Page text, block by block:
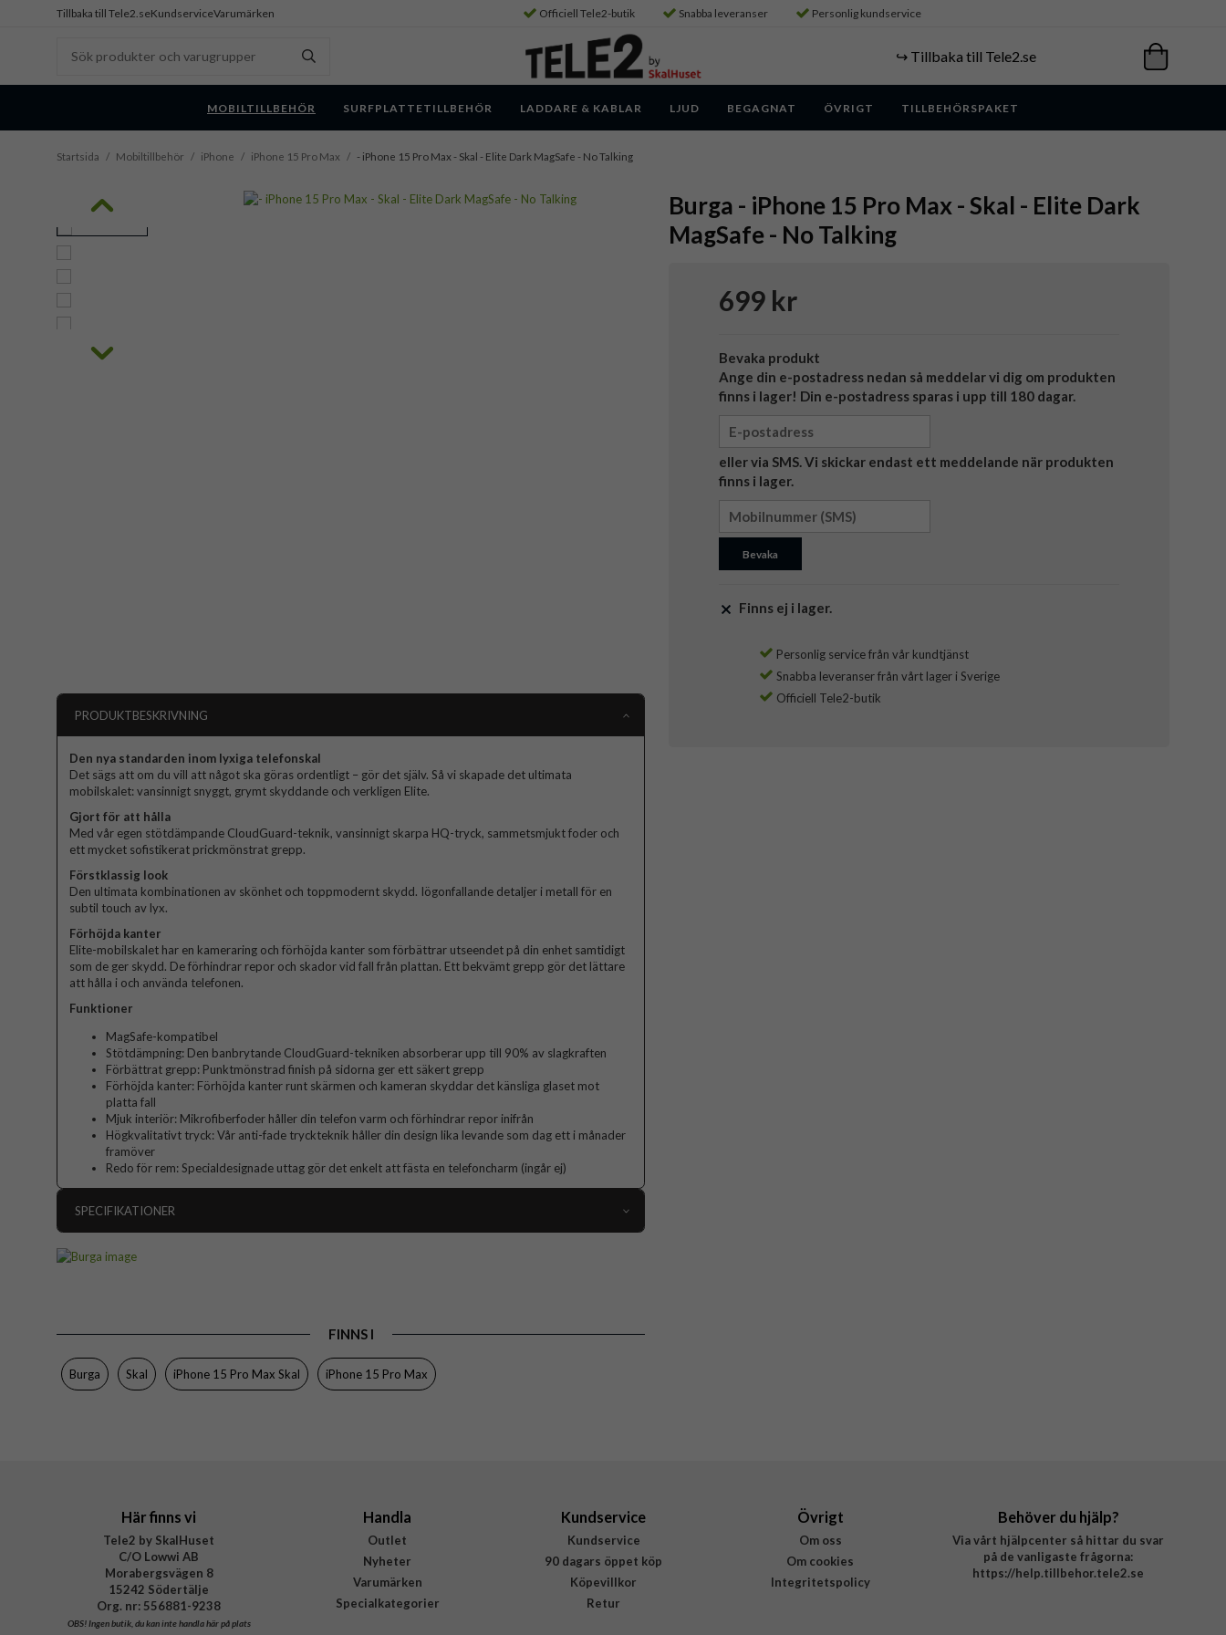
Tillbaka till Tele2.seKundserviceVarumärken Officiell Tele2-butik Snabba leveranser Personlig kundservice
↪️ Tillbaka till Tele2.se
MOBILTILLBEHÖR SURFPLATTETILLBEHÖR LADDARE & KABLAR LJUD BEGAGNAT ÖVRIGT TILLBEHÖRSPAKET
Startsida / Mobiltillbehör / iPhone / iPhone 15 Pro Max / - iPhone 15 Pro Max - Skal - Elite Dark MagSafe - No Talking
Burga - iPhone 15 Pro Max - Skal - Elite Dark
MagSafe - No Talking
699 kr
Bevaka produkt
Ange din e-postadress nedan så meddelar vi dig om produkten
finns i lager! Din e-postadress sparas i upp till 180 dagar.
eller via SMS. Vi skickar endast ett meddelande när produkten
finns i lager.
Bevaka
Finns ej i lager.
Personlig service från vår kundtjänst
Snabba leveranser från vårt lager i Sverige
Officiell Tele2-butik
PRODUKTBESKRIVNING
Den nya standarden inom lyxiga telefonskal
Det sägs att om du vill att något ska göras ordentligt – gör det själv. Så vi skapade det ultimata
mobilskalet: vansinnigt snyggt, grymt skyddande och verkligen Elite.
Gjort för att hålla
Med vår egen stötdämpande CloudGuard-teknik, vansinnigt skarpa HQ-tryck, sammetsmjukt foder och
ett mycket sofistikerat prickmönstrat grepp.
Förstklassig look
Den ultimata kombinationen av skönhet och toppmodernt skydd. Iögonfallande detaljer i metall för en
subtil touch av lyx.
Förhöjda kanter
Elite-mobilskalet har en kameraring och förhöjda kanter som förbättrar utseendet på din enhet samtidigt
som de ger skydd. De förhindrar repor och skador vid fall från plattan. Ett bekvämt grepp gör det lättare
att hålla i och använda telefonen.
Funktioner
MagSafe-kompatibel
Stötdämpning: Den banbrytande CloudGuard-tekniken absorberar upp till 90% av slagkraften
Förbättrat grepp: Punktmönstrad finish på sidorna ger ett säkert grepp
Förhöjda kanter: Förhöjda kanter runt skärmen och kameran skyddar det känsliga glaset mot
platta fall
Mjuk interiör: Mikrofiberfoder håller din telefon varm och förhindrar repor inifrån
Högkvalitativt tryck: Vår anti-fade tryckteknik håller din design lika levande som dag ett i månader
framöver
Redo för rem: Specialdesignade uttag gör det enkelt att fästa en telefoncharm (ingår ej)
SPECIFIKATIONER
Egenskaper
Stöttålig
Färg
Material
FINNS I
Burga Skal iPhone 15 Pro Max Skal iPhone 15 Pro Max
Här finns vi
Tele2 by SkalHuset
C/O Lowwi AB
Morabergsvägen 8
15242 Södertälje
Org. nr: 556881-9238
OBS!Ingen butik, du kan inte handla här på plats
Handla
Outlet
Nyheter
Varumärken
Specialkategorier
Kundservice
Kundservice
90 dagars öppet köp
Köpevillkor
Retur
Övrigt
Om oss
Om cookies
Integritetspolicy
Behöver du hjälp?
Via vårt hjälpcenter så hittar du svar
på de vanligaste frågorna:
https://help.tillbehor.tele2.se